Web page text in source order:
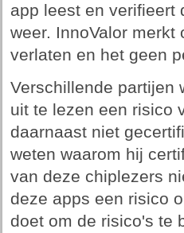
app leest en verifieert
weer. InnoValor
verlaten en het geen
Verschillende partijen
uit te lezen een risico
daarnaast niet
weten waarom hij
van deze chiplezers
deze apps een risico
doet om de risico's te